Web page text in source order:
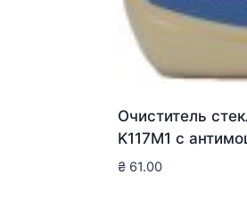
Очиститель
K117M1 с
₴ 61.00